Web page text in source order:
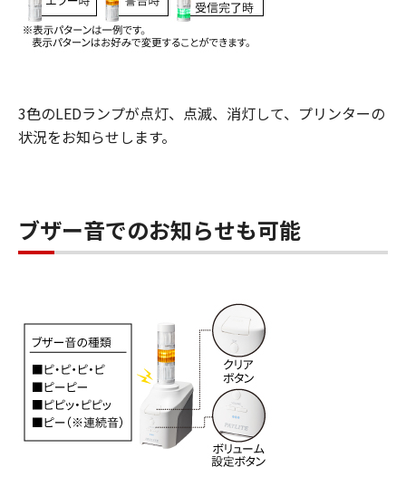
3色のLEDランプが点灯、点滅、消灯して、プリンターの
状況をお知らせします。
ブザー音でのお知らせも可能